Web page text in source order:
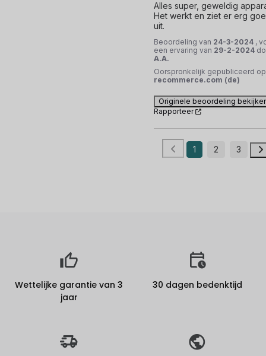
Alles super, geweldig
Het werkt en ziet er erg
uit.
Beoordeling van 24-3-2024 ,
een ervaring van 29-2-2024
A.A.
Oorspronkelijk gepubliceerd op
recommerce.com (de)
Originele beoordeling
Rapporteer
1 2 3
Wettelijke garantie van 3
jaar
30 dagen bedenktijd